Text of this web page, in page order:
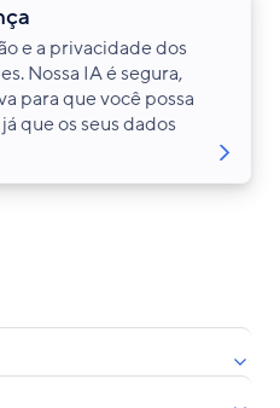
e a privacidade dos
Nossa IA é segura,
para que você possa
que os seus dados